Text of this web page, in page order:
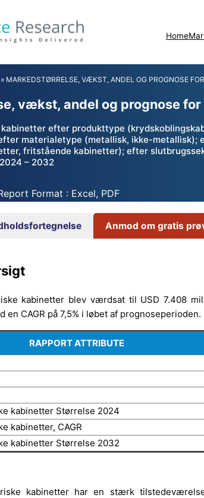
Home
» MARKEDSTØRRELSE, VÆKST, ANDEL OG PROGNOSE
vækst, andel og prognose
efter produkttype
materialetype (metallisk, ikke-
fritstående kabinetter); efter
– 2032
Format : Excel, PDF
Anmod om gratis
kabinetter blev værdsat til USD 7.408
en CAGR på 7,5% i løbet af prognoseperioden.
RAPPORT ATTRIBUTE
kabinetter Størrelse 2024
kabinetter, CAGR
kabinetter Størrelse 2032
kabinetter har en stærk